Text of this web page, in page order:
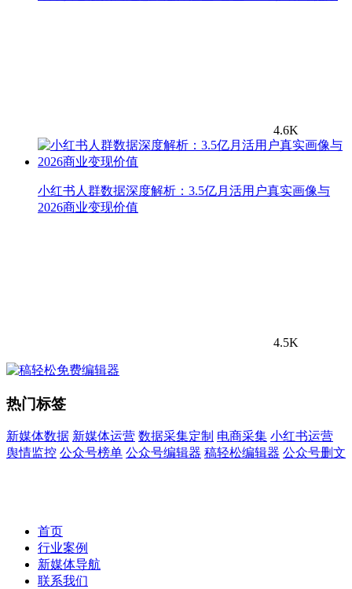
4.6K
小红书人群数据深度解析：3.5亿月活用户真实画像与
2026商业变现价值
4.5K
热门标签
新媒体数据 新媒体运营 数据采集定制 电商采集 小红书运营
舆情监控 公众号榜单 公众号编辑器 稿轻松编辑器 公众号删文
首页
行业案例
新媒体导航
联系我们